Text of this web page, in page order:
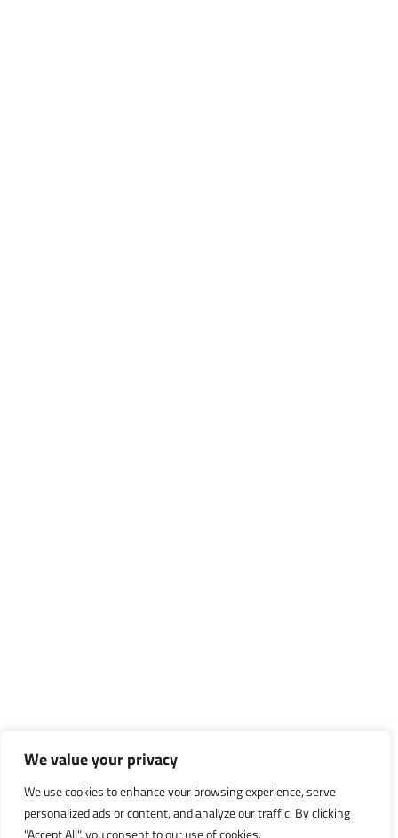
We value your privacy
We use cookies to enhance your browsing experience, serve
personalized ads or content, and analyze our traffic. By clicking
"Accept All", you consent to our use of cookies.